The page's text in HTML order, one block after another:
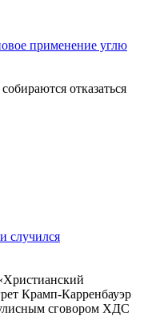
применение углю
отказаться
случился
Крамп-Карренбауэр
сговором ХДС